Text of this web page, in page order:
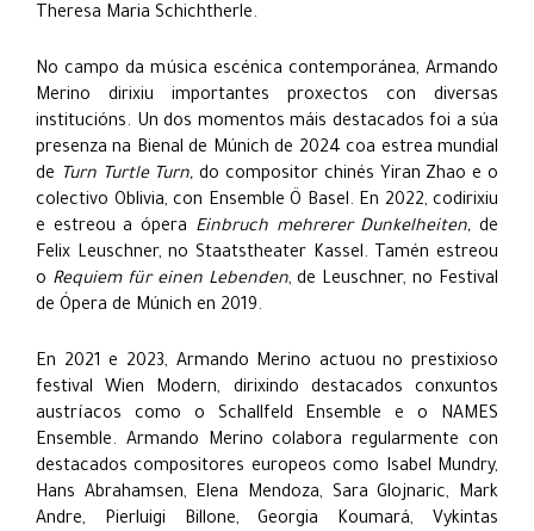
Theresa Maria Schichtherle.
No campo da música escénica contemporánea, Armando
Merino dirixiu importantes proxectos con diversas
institucións. Un dos momentos máis destacados foi a súa
presenza na Bienal de Múnich de 2024 coa estrea mundial
de Turn Turtle Turn, do compositor chinés Yiran Zhao e o
colectivo Oblivia, con Ensemble Ö Basel. En 2022, codirixiu
e estreou a ópera Einbruch mehrerer Dunkelheiten, de
Felix Leuschner, no Staatstheater Kassel. Tamén estreou
o Requiem für einen Lebenden, de Leuschner, no Festival
de Ópera de Múnich en 2019.
En 2021 e 2023, Armando Merino actuou no prestixioso
festival Wien Modern, dirixindo destacados conxuntos
austríacos como o Schallfeld Ensemble e o NAMES
Ensemble. Armando Merino colabora regularmente con
destacados compositores europeos como Isabel Mundry,
Hans Abrahamsen, Elena Mendoza, Sara Glojnaric, Mark
Andre, Pierluigi Billone, Georgia Koumará, Vykintas